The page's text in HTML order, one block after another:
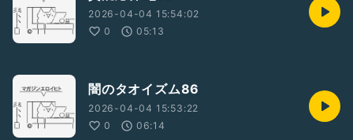
2026-04-04 15:54:02
0
05:13
闇のタオイズム86
2026-04-04 15:53:22
0
06:14